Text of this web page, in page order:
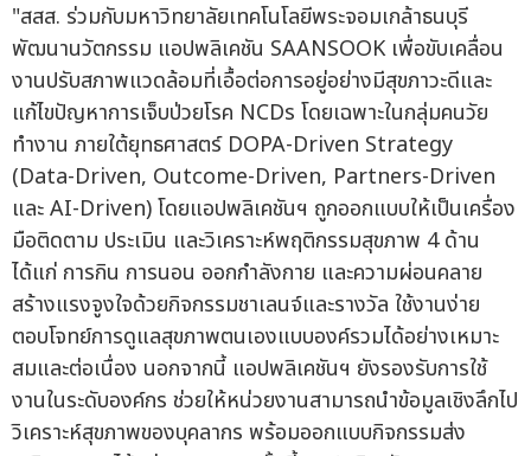
"สสส. ร่วมกับมหาวิทยาลัยเทคโนโลยีพระจอมเกล้าธนบุรี
พัฒนานวัตกรรม แอปพลิเคชัน SAANSOOK เพื่อขับเคลื่อน
งานปรับสภาพแวดล้อมที่เอื้อต่อการอยู่อย่างมีสุขภาวะดีและ
แก้ไขปัญหาการเจ็บป่วยโรค NCDs โดยเฉพาะในกลุ่มคนวัย
ทำงาน ภายใต้ยุทธศาสตร์ DOPA-Driven Strategy
(Data-Driven, Outcome-Driven, Partners-Driven
และ AI-Driven) โดยแอปพลิเคชันฯ ถูกออกแบบให้เป็นเครื่อง
มือติดตาม ประเมิน และวิเคราะห์พฤติกรรมสุขภาพ 4 ด้าน
ได้แก่ การกิน การนอน ออกกำลังกาย และความผ่อนคลาย
สร้างแรงจูงใจด้วยกิจกรรมชาเลนจ์และรางวัล ใช้งานง่าย
ตอบโจทย์การดูแลสุขภาพตนเองแบบองค์รวมได้อย่างเหมาะ
สมและต่อเนื่อง นอกจากนี้ แอปพลิเคชันฯ ยังรองรับการใช้
งานในระดับองค์กร ช่วยให้หน่วยงานสามารถนำข้อมูลเชิงลึกไป
วิเคราะห์สุขภาพของบุคลากร พร้อมออกแบบกิจกรรมส่ง